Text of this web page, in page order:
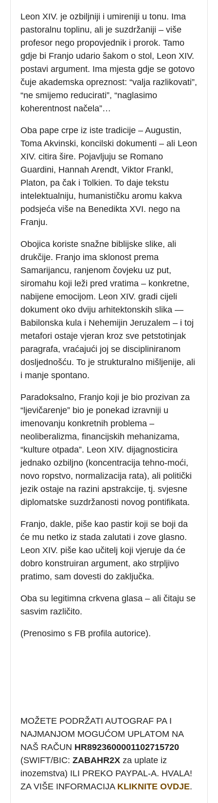
Leon XIV. je ozbiljniji i umireniji u tonu. Ima
pastoralnu toplinu, ali je suzdržaniji – više
profesor nego propovjednik i prorok. Tamo
gdje bi Franjo udario šakom o stol, Leon XIV.
postavi argument. Ima mjesta gdje se gotovo
čuje akademska opreznost: “valja razlikovati”,
“ne smijemo reducirati”, “naglasimo
koherentnost načela”…
Oba pape crpe iz iste tradicije – Augustin,
Toma Akvinski, koncilski dokumenti – ali Leon
XIV. citira šire. Pojavljuju se Romano
Guardini, Hannah Arendt, Viktor Frankl,
Platon, pa čak i Tolkien. To daje tekstu
intelektualniju, humanističku aromu kakva
podsjeća više na Benedikta XVI. nego na
Franju.
Obojica koriste snažne biblijske slike, ali
drukčije. Franjo ima sklonost prema
Samarijancu, ranjenom čovjeku uz put,
siromahu koji leži pred vratima – konkretne,
nabijene emocijom. Leon XIV. gradi cijeli
dokument oko dviju arhitektonskih slika —
Babilonska kula i Nehemijin Jeruzalem – i toj
metafori ostaje vjeran kroz sve petstotinjak
paragrafa, vraćajući joj se discipliniranom
dosljednošću. To je strukturalno mišljenije, ali
i manje spontano.
Paradoksalno, Franjo koji je bio prozivan za
“ljevičarenje” bio je ponekad izravniji u
imenovanju konkretnih problema –
neoliberalizma, financijskih mehanizama,
“kulture otpada”. Leon XIV. dijagnosticira
jednako ozbiljno (koncentracija tehno-moći,
novo ropstvo, normalizacija rata), ali politički
jezik ostaje na razini apstrakcije, tj. svjesne
diplomatske suzdržanosti novog pontifikata.
Franjo, dakle, piše kao pastir koji se boji da
će mu netko iz stada zalutati i zove glasno.
Leon XIV. piše kao učitelj koji vjeruje da će
dobro konstruiran argument, ako strpljivo
pratimo, sam dovesti do zaključka.
Oba su legitimna crkvena glasa – ali čitaju se
sasvim različito.
(Prenosimo s FB profila autorice).
MOŽETE PODRŽATI AUTOGRAF PA I
NAJMANJOM MOGUĆOM UPLATOM NA
NAŠ RAČUN HR8923600001102715720
(SWIFT/BIC: ZABAHR2X za uplate iz
inozemstva) ILI PREKO PAYPAL-A. HVALA!
ZA VIŠE INFORMACIJA KLIKNITE OVDJE.